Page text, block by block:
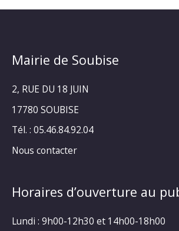
Mairie de Soubise
2, RUE DU 18 JUIN
17780 SOUBISE
Tél. : 05.46.84.92.04
Nous contacter
Horaires d’ouverture au
Lundi : 9h00-12h30 et 14h00-18h00